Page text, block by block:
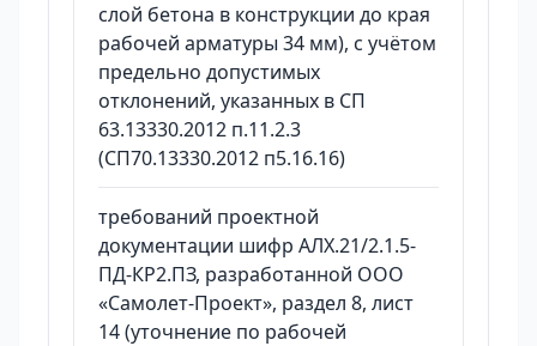
слой бетона в конструкции до края
рабочей арматуры 34 мм), с учётом
предельно допустимых
отклонений, указанных в СП
63.13330.2012 п.11.2.3
(СП70.13330.2012 п5.16.16)
требований проектной
документации шифр АЛХ.21/2.1.5-
ПД-КР2.ПЗ, разработанной ООО
«Самолет-Проект», раздел 8, лист
14 (уточнение по рабочей